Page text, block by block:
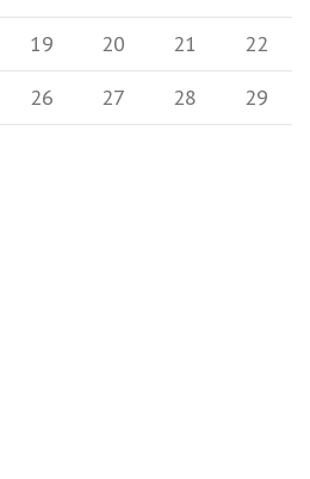
19 20 21
22
26 27 28
29